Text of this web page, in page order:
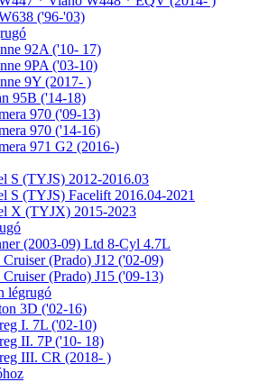
('96-'03)
92A ('10- 17)
9PA ('03-10)
9Y (2017- )
95B ('14-18)
970 ('09-13)
970 ('14-16)
971 G2 (2016-)
S (TYJS) 2012-2016.03
S (TYJS) Facelift 2016.04-2021
X (TYJX) 2015-2023
(2003-09) Ltd 8-Cyl 4.7L
(Prado) J12 ('02-09)
(Prado) J15 ('09-13)
légrugó
3D ('02-16)
I. 7L ('02-10)
II. 7P ('10- 18)
III. CR (2018- )